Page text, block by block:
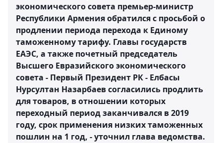
экономического совета премьер-министр
Республики Армения обратился с просьбой о
продлении периода перехода к Единому
таможенному тарифу. Главы государств
ЕАЭС, а также почетный председатель
Высшего Евразийского экономического
совета - Первый Президент РК - Елбасы
Нурсултан Назарбаев согласились продлить
для товаров, в отношении которых
переходный период заканчивался в 2019
году, срок применения низких таможенных
пошлин на 1 год, - уточнил глава ведомства.